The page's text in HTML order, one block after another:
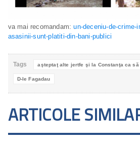
va mai recomandam:un-deceniu-de-crime-
asasinii-sunt-platiti-din-bani-publici
Tags aşteptaţ alte jertfe şi la Constanţa ca
D-le Fagadau
ARTICOLE